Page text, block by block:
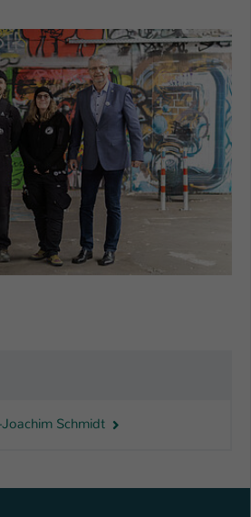
Schmidt
Ihrer vorgenommen
falls der Webseiten-
dies eingestellt hat.
/ PHPSESSID
Cookie ist ein Standard-Session-
von TYPO3. Es speichert im Fall